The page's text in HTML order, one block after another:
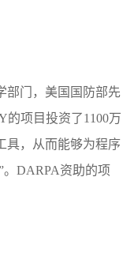
部门，美国国防部先
的项目投资了1100万
具，从而能够为程序
。DARPA资助的项